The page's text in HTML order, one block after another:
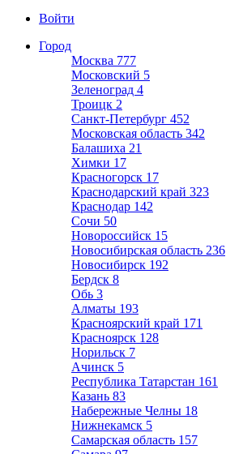
Войти
Город
Москва 777
Московский 5
Зеленоград 4
Троицк 2
Санкт-Петербург 452
Московская область 342
Балашиха 21
Химки 17
Красногорск 17
Краснодарский край 323
Краснодар 142
Сочи 50
Новороссийск 15
Новосибирская область 236
Новосибирск 192
Бердск 8
Обь 3
Алматы 193
Красноярский край 171
Красноярск 128
Норильск 7
Ачинск 5
Республика Татарстан 161
Казань 83
Набережные Челны 18
Нижнекамск 5
Самарская область 157